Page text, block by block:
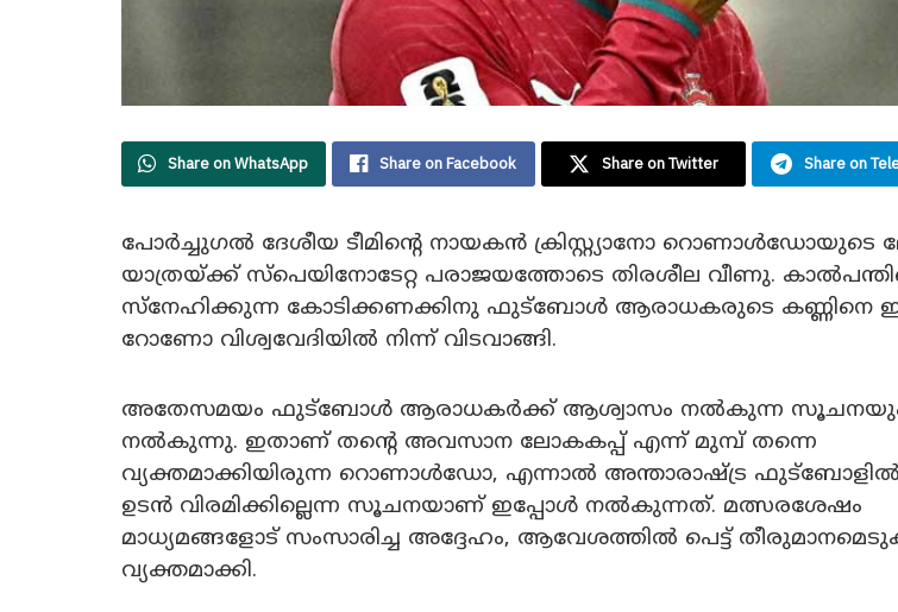
Share on WhatsApp Share on Facebook Share on Twitter Share on
പോർച്ചുഗൽ ദേശീയ ടീമിന്റെ നായകൻ ക്രിസ്റ്റ്യാനോ റൊണാൾഡോയുടെ
യാത്രയ്ക്ക് സ്പെയിനോടേറ്റ പരാജയത്തോടെ തിരശീല വീണു.
സ്നേഹിക്കുന്ന കോടിക്കണക്കിനു ഫുട്ബോൾ ആരാധകരുടെ കണ്ണിനെ
റോണോ വിശ്വവേദിയിൽ നിന്ന് വിടവാങ്ങി.
അതേസമയം ഫുട്ബോൾ ആരാധകർക്ക് ആശ്വാസം നൽകുന്ന
നൽകുന്നു. ഇതാണ് തന്റെ അവസാന ലോകകപ്പ് എന്ന് മുമ്പ് തന്നെ
വ്യക്തമാക്കിയിരുന്ന റൊണാൾഡോ, എന്നാൽ അന്താരാഷ്ട്ര ഫുട്ബോളിൽ
ഉടൻ വിരമിക്കില്ലെന്ന സൂചനയാണ് ഇപ്പോൾ നൽകുന്നത്. മത്സരശേഷം
മാധ്യമങ്ങളോട് സംസാരിച്ച അദ്ദേഹം, ആവേശത്തിൽ പെട്ട്
വ്യക്തമാക്കി.